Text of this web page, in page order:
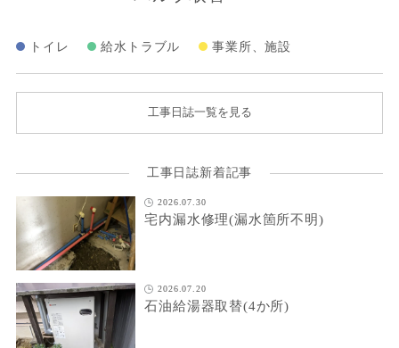
トイレ 給水トラブル 事業所、施設
工事日誌一覧を見る
工事日誌新着記事
2026.07.30
宅内漏水修理(漏水箇所不明)
2026.07.20
石油給湯器取替(4か所)